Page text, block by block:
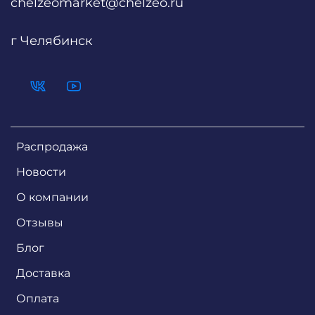
Распродажа
Новости
О компании
Отзывы
Блог
Доставка
Оплата
г Челябинск